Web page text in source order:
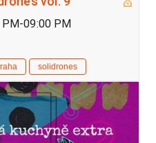
PM-09:00 PM
solidrones